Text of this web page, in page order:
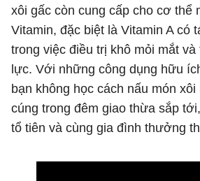
xôi gấc còn cung cấp cho cơ thể
Vitamin, đặc biệt là Vitamin A có
trong việc điều trị khô mỏi mắt
lực. Với những công dụng hữu
bạn không học cách nấu món
cúng trong đêm giao thừa sắp
tổ tiên và cùng gia đình thưởng